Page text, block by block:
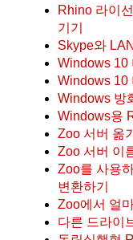
Rhino 라이
기기
Skype와
Windows 10
Windows 10
Windows 방
Windows용
Zoo 서버 옮
Zoo 서버 이
Zoo를 사용
변환하기
Zoo에서 얼
다른 드라이